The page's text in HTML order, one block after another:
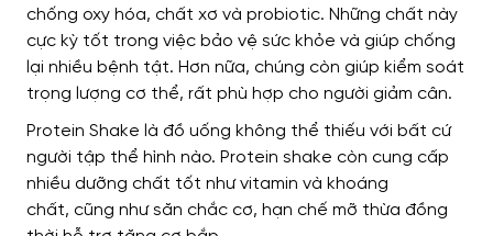
chống oxy hóa, chất xơ và probiotic. Những chất này
cực kỳ tốt trong việc bảo vệ sức khỏe và giúp chống
lại nhiều bệnh tật. Hơn nữa, chúng còn giúp kiểm soát
trọng lượng cơ thể, rất phù hợp cho người giảm cân.
Protein Shake là đồ uống không thể thiếu với bất cứ
người tập thể hình nào. Protein shake còn cung cấp
nhiều dưỡng chất tốt như vitamin và khoáng
chất, cũng như săn chắc cơ, hạn chế mỡ thừa đồng